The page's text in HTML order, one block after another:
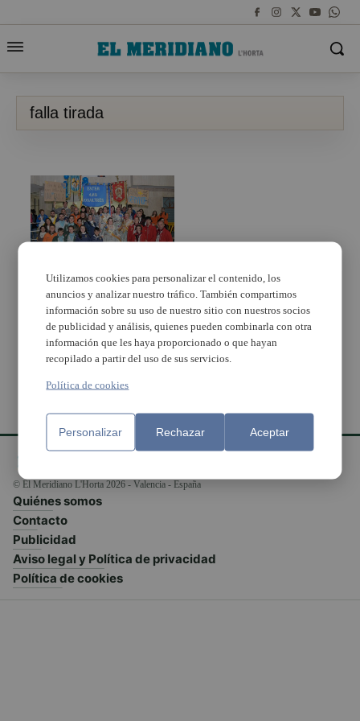
falla tirada
Paiporta se une en
hermandad en apoyo a
la Falla Sant Antoni
© El Meridiano L'Horta 2026 - Valencia - España
Quiénes somos
Contacto
Publicidad
Aviso legal y Política de privacidad
Política de cookies
Utilizamos cookies para personalizar el contenido, los
anuncios y analizar nuestro tráfico. También compartimos
información sobre su uso de nuestro sitio con nuestros socios
de publicidad y análisis, quienes pueden combinarla con otra
información que les haya proporcionado o que hayan
recopilado a partir del uso de sus servicios.
Política de cookies
Personalizar Rechazar Aceptar